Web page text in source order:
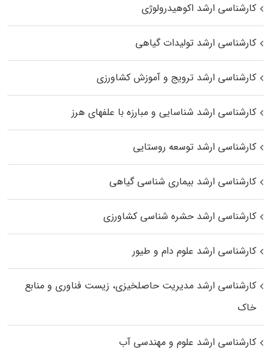
کارشناسی ارشد اکوهیدرولوژی
کارشناسی ارشد تولیدات گیاهی
کارشناسی ارشد ترویج و آموزش کشاورزی
کارشناسی ارشد شناسایی و مبارزه با علفهای هرز
کارشناسی ارشد توسعه روستایی
کارشناسی ارشد بیماری‌ شناسی گیاهی
کارشناسی ارشد حشره‌ شناسی کشاورزی
کارشناسی ارشد علوم دام و طیور
کارشناسی ارشد مدیریت حاصلخیزی، زیست فناوری و منابع
خاک
کارشناسی ارشد علوم و مهندسی آب